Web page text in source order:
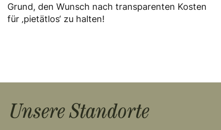
Grund, den Wunsch nach transparenten Kosten
für ‚pietätlos‘ zu halten!
Unsere Standorte